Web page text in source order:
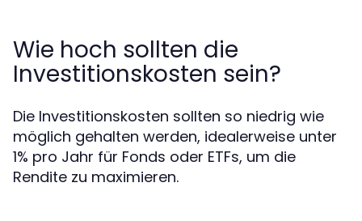
Wie hoch sollten die
Investitionskosten sein?
Die Investitionskosten sollten so niedrig wie
möglich gehalten werden, idealerweise unter
1% pro Jahr für Fonds oder ETFs, um die
Rendite zu maximieren.